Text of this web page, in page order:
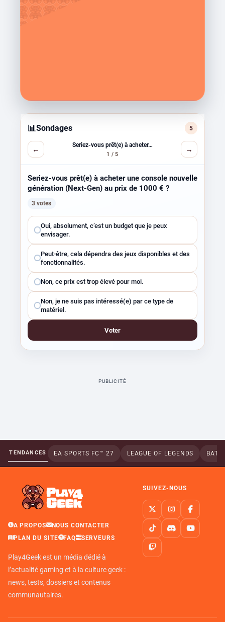
📊Sondages 5
←
Seriez-vous prêt(e) à acheter…
1 / 5
→
Seriez-vous prêt(e) à acheter une console nouvelle
génération (Next-Gen) au prix de 1000 € ?
3 votes
Choisissez
une
réponse
Oui, absolument, c’est un budget que je peux
envisager.
Peut-être, cela dépendra des jeux disponibles et des
fonctionnalités.
Non, ce prix est trop élevé pour moi.
Non, je ne suis pas intéressé(e) par ce type de
matériel.
Voter
PUBLICITÉ
TENDANCES EA SPORTS FC™ 27 LEAGUE OF LEGENDS
A PROPOS
NOUS CONTACTER
PLAN DU SITE
FAQ SERVEURS
Play4Geek est un média dédié à
l’actualité gaming et à la culture geek :
news, tests, dossiers et contenus
communautaires.
SUIVEZ-NOUS